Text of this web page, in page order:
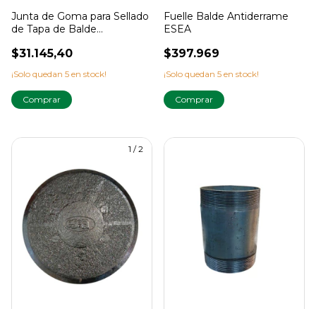
Junta de Goma para Sellado
de Tapa de Balde
$31.145,40
¡Solo quedan 5 en stock!
Fuelle Balde Antiderrame
ESEA
$397.969
¡Solo quedan 5 en stock!
1 /2